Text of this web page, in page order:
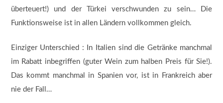
überteuert!) und der Türkei verschwunden zu sein… Die
Funktionsweise ist in allen Ländern vollkommen gleich.
Einziger Unterschied : In Italien sind die Getränke manchmal
im Rabatt inbegriffen (guter Wein zum halben Preis für Sie!).
Das kommt manchmal in Spanien vor, ist in Frankreich aber
nie der Fall…